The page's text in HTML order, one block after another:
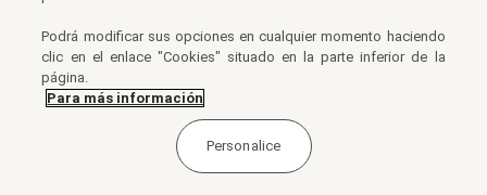
Podrá modificar sus opciones en cualquier momento haciendo
clic en el enlace "Cookies" situado en la parte inferior de la
página.
Para más información
Personalice